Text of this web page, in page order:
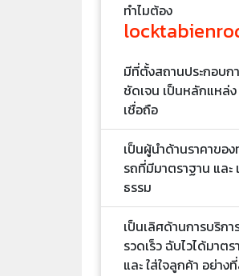
ทำไมต้อง
มีที่ตั้งสถานประกอบก
ชัดเจน เป็นหลักแหล่ง
เชื่อถือ
เป็นผู้นำด้านราคาของ
รถที่มีมาตราฐาน และ
ธรรม
เป็นเลิศด้านการบริกา
รวดเร็ว ฉับไวได้มาตร
และ ใส่ใจลูกค้า อย่าง